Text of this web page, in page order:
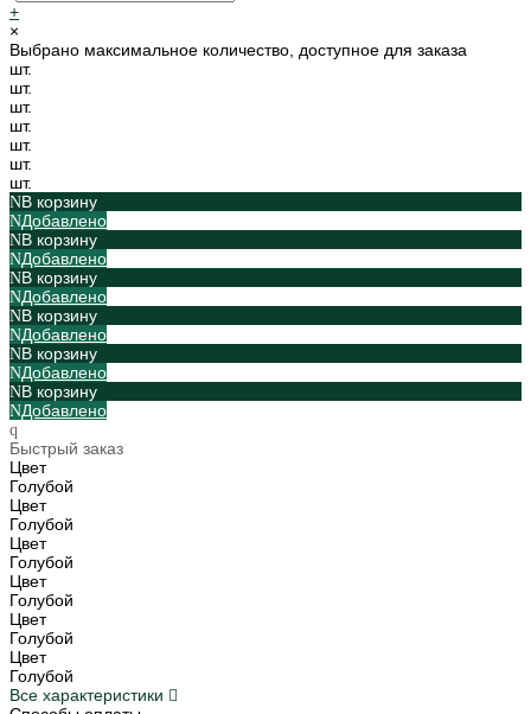
+
×
Выбрано максимальное количество, доступное для заказа
шт.
шт.
шт.
шт.
шт.
шт.
шт.
В корзину
Добавлено
В корзину
Добавлено
В корзину
Добавлено
В корзину
Добавлено
В корзину
Добавлено
В корзину
Добавлено
Быстрый заказ
Цвет
Голубой
Цвет
Голубой
Цвет
Голубой
Цвет
Голубой
Цвет
Голубой
Цвет
Голубой
Все характеристики